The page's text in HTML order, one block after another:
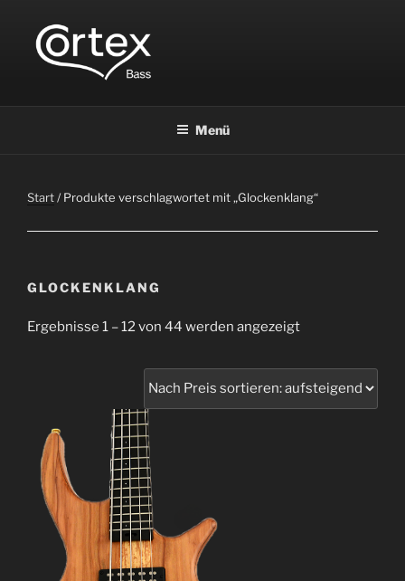
CORTEX BASS
Menü
Start/ Produkte verschlagwortet mit „Glockenklang“
GLOCKENKLANG
Ergebnisse 1 – 12 von 44 werden angezeigt